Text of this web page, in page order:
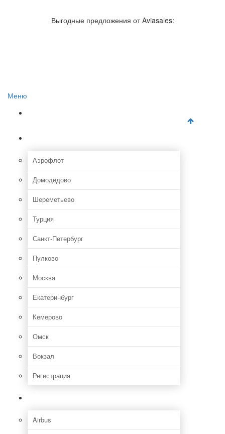
Отзывы об авиакомпаниях
Отзывы об аэропортах
Выгодные предложения от Aviasales:
Меню
Аэрофлот
Домодедово
Шереметьево
Турция
Санкт-Петербург
Пулково
Москва
Екатеринбург
Кемерово
Омск
Вокзал
Регистрация
Airbus